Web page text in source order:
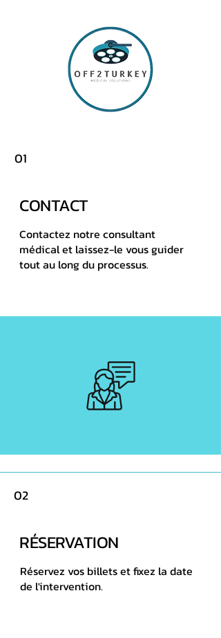
01
CONTACT
Contactez notre consultant
médical et laissez-le vous guider
tout au long du processus.
02
RÉSERVATION
Réservez vos billets et fixez la date
de l'intervention.